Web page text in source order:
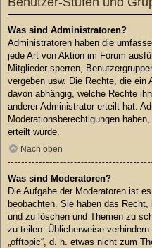
Was sind Administratoren?
Administratoren haben die
jede Art von Aktion im Forum
Mitglieder sperren,
vergeben usw. Die Rechte, die ein
davon abhängig, welche Rechte
anderer Administrator erteilt hat.
Moderationsberechtigungen
erteilt wurde.
Nach oben
Was sind Moderatoren?
Die Aufgabe der Moderatoren ist
beobachten. Sie haben das
und zu löschen und Themen zu
zu teilen. Üblicherweise
„offtopic“, d. h. etwas nicht zum